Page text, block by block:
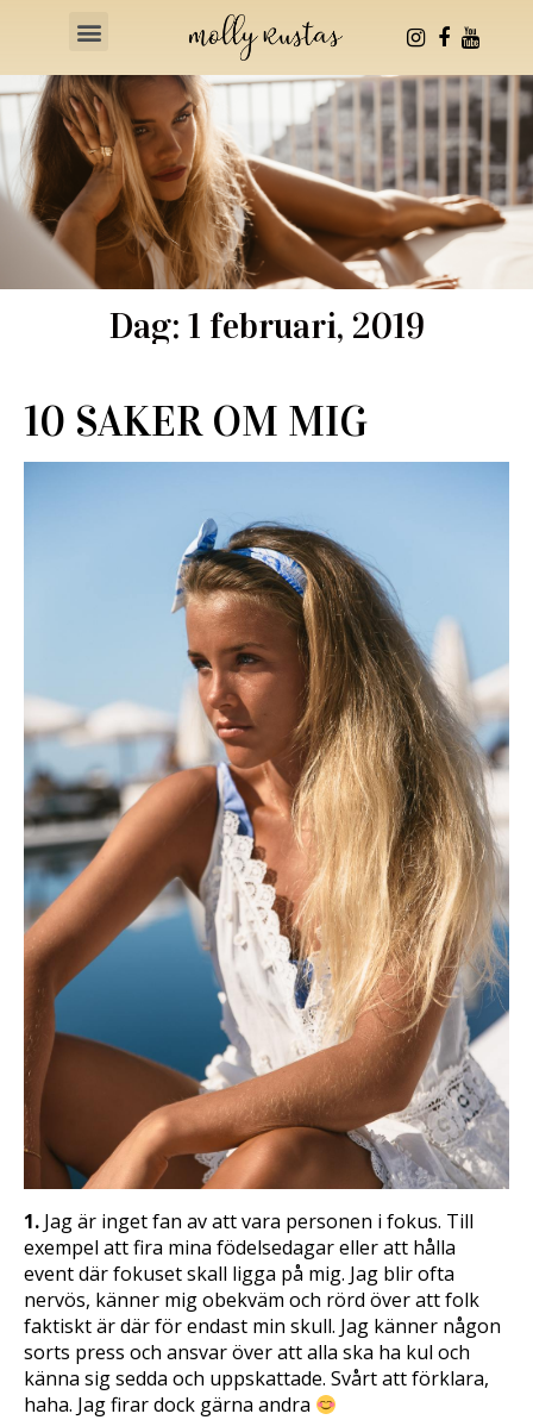
Dag: 1 februari, 2019
10 SAKER OM MIG
1. Jag är inget fan av att vara personen i fokus. Till
exempel att fira mina födelsedagar eller att hålla
event där fokuset skall ligga på mig. Jag blir ofta
nervös, känner mig obekväm och rörd över att folk
faktiskt är där för endast min skull. Jag känner någon
sorts press och ansvar över att alla ska ha kul och
känna sig sedda och uppskattade. Svårt att förklara,
haha. Jag firar dock gärna andra